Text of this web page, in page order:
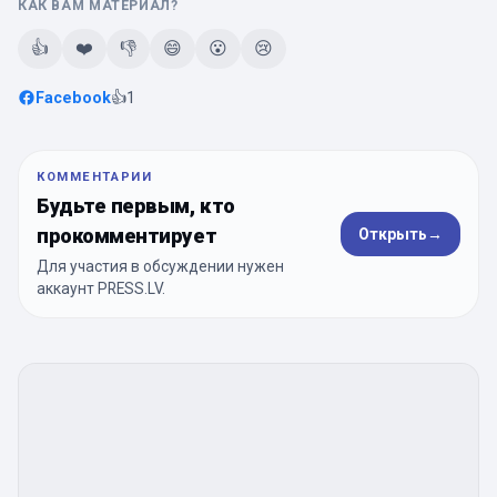
КАК ВАМ МАТЕРИАЛ?
👍 ❤️ 👎 😄 😮 😢
Facebook👍1
КОММЕНТАРИИ
Будьте первым, кто
прокомментирует
Для участия в обсуждении нужен
аккаунт PRESS.LV.
Открыть→